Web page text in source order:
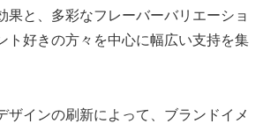
果と、多彩なフレーバーバリエーショ
ト好きの方々を中心に幅広い支持を集
ザインの刷新によって、ブランドイメ